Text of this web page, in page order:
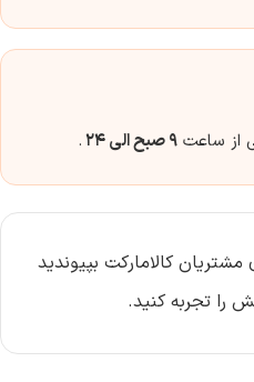
از ساعت ۹ صبح الی ۲۴ .
کالامارکت بپیوندید
تجربه کنید.